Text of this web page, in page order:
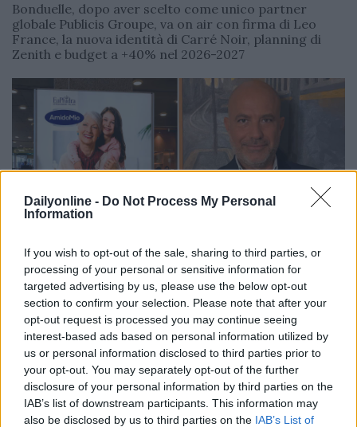
Dailyonline - Do Not Process My Personal
Information
If you wish to opt-out of the sale, sharing to third parties, or
processing of your personal or sensitive information for
targeted advertising by us, please use the below opt-out
section to confirm your selection. Please note that after your
opt-out request is processed you may continue seeing
interest-based ads based on personal information utilized by
us or personal information disclosed to third parties prior to
your opt-out. You may separately opt-out of the further
disclosure of your personal information by third parties on the
IAB’s list of downstream participants. This information may
also be disclosed by us to third parties on the IAB’s List of
Bonduelle, dopo aver scelto come unico partner
globale Publicis Groupe, va on air con firma di Leo
France, la nuova identità di Carré Noir, planning di
Zenith e budget a +40% nel 2026-2027
CAMPAGNE
Redazione 14/05/2026
Grandi Stazioni Retail lancia Essence Partner: nelle
stazioni italiane arriva la comunicazione olfattiva